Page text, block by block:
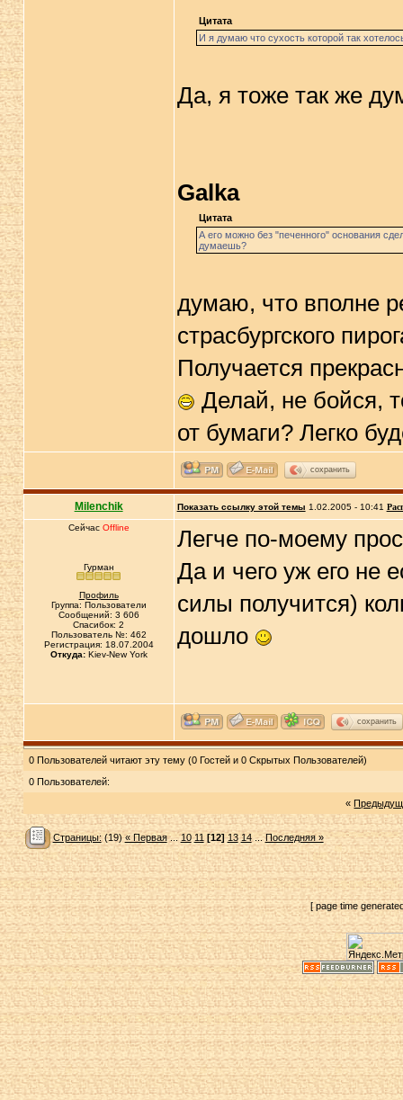
Цитата
И я думаю что сухость которой так
Да, я тоже так же
Galka
Цитата
А его можно без "печенного" основания
думаешь?
думаю, что вполне
страсбургского
Получается
Делай, не бойся,
от бумаги? Легко
сохранить
Milenchik Показать ссылку этой темы 1.02.2005 - 10:41
Сейчас Offline
Гурман
Профиль
Группа: Пользователи
Сообщений: 3 606
Спасибок: 2
Пользователь №: 462
Регистрация: 18.07.2004
Откуда:Kiev-New York
Легче по-моему
Да и чего уж его не
силы получится)
дошло
сохранить
0 Пользователей читают эту тему (0 Гостей и 0 Скрытых Пользователей)
0 Пользователей:
«
Страницы:(19)« Первая...10 11 [12] 13 14...Последняя »
[ page time